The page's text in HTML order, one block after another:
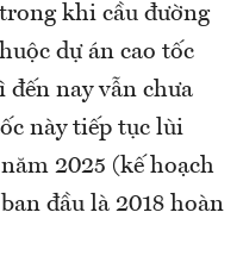
khi cầu đường
dự án cao tốc
nay vẫn chưa
này tiếp tục lùi
2025 (kế hoạch
đầu là 2018 hoàn